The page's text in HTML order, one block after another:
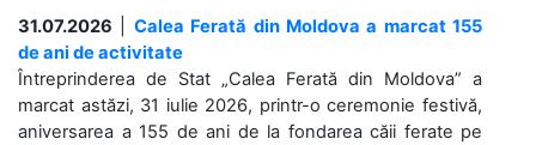
31.07.2026
Calea Ferată din Moldova a marcat 155
de ani de activitate
Întreprinderea de Stat „Calea Ferată din Moldova” a
marcat astăzi, 31 iulie 2026, printr-o ceremonie festivă,
aniversarea a 155 de ani de la fondarea căii ferate pe